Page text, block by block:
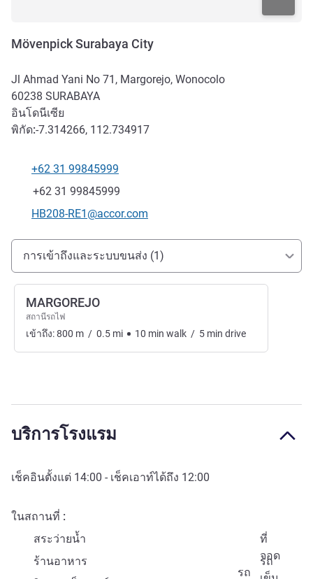
Mövenpick Surabaya City
Jl Ahmad Yani No 71, Margorejo, Wonocolo
60238 SURABAYA
อินโดนีเซีย
พิกัด:-7.314266, 112.734917
โทรศัพท์
+62 31 99845999
แฟกซ์
+62 31 99845999
อีเมลติดต่อ
HB208-RE1@accor.com
การเข้าถึงและการเดินทาง
การเข้าถึงและระบบขนส่ง (1)
MARGOREJO
สถานีรถไฟ
เข้าถึง:800 m / 0.5 mi 10 min walk / 5 min drive
บริการโรงแรม
เช็คอินตั้งแต่ 14:00 - เช็คเอาท์ได้ถึง 12:00
ในสถานที่
สระว่ายน้ำ
ที่
จอด
รถ
ร้านอาหาร
รถ